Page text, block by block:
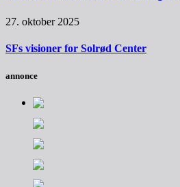
27. oktober 2025
SFs visioner for Solrød Center
annonce